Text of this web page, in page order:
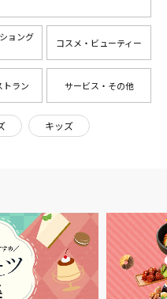
ョング
コスメ・ビューティー
トラン サービス・その他
キッズ